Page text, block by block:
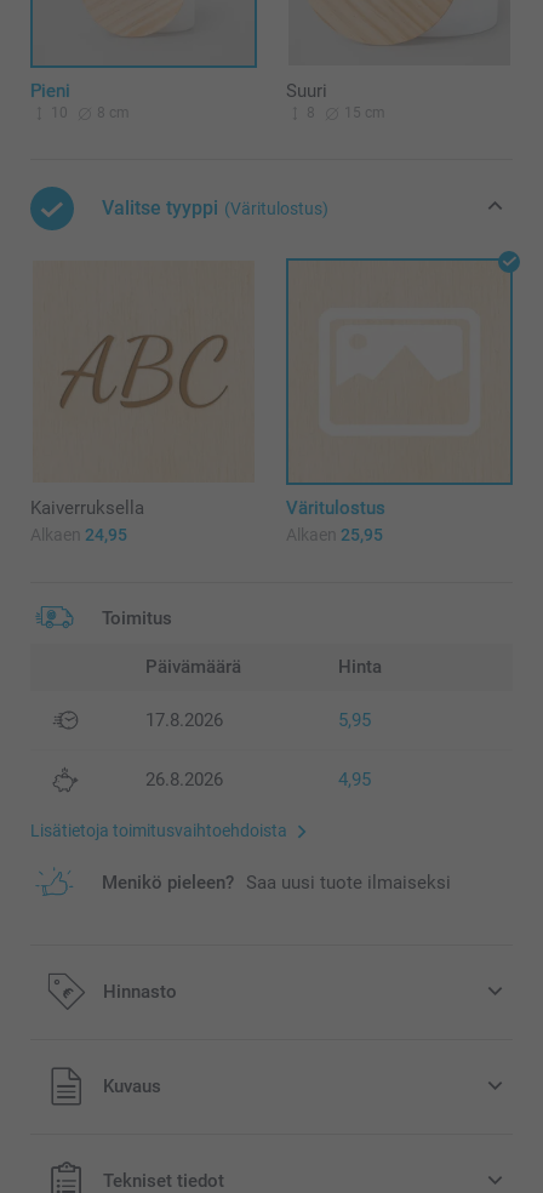
Pieni
10 8 cm
Suuri
8 15 cm
Valitse tyyppi (Väritulostus)
Kaiverruksella
Alkaen 24,95
Väritulostus
Alkaen 25,95
Toimitus
Päivämäärä Hinta
17.8.2026 5,95
26.8.2026 4,95
Lisätietoja toimitusvaihtoehdoista
Menikö pieleen? Saa uusi tuote ilmaiseksi
Hinnasto
Kaikki hinnat ovat euroina, sisältävät arvonlisäveron ja
eivät sisällä postikuluja.
Kuvaus
Tekniset tiedot